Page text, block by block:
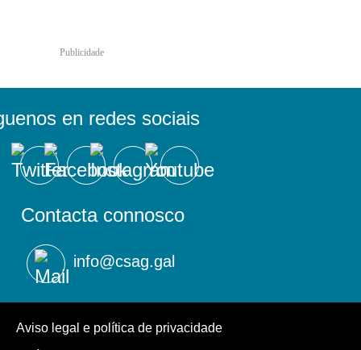
Publicidade
Contacta connosco
info@csag.gal
en redes sociais
Aviso legal e política de privacidade